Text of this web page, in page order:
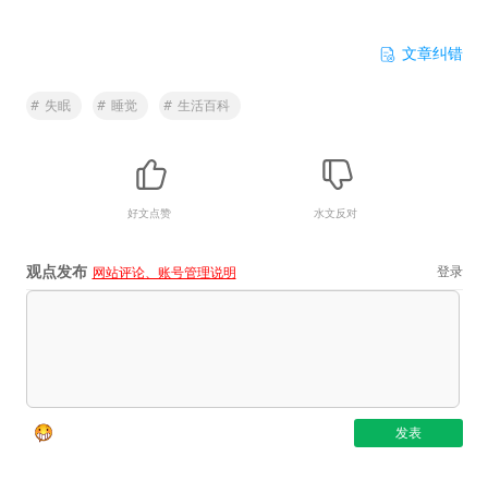
文章纠错
# 失眠 # 睡觉 # 生活百科
好文点赞 水文反对
观点发布 网站评论、账号管理说明 登录